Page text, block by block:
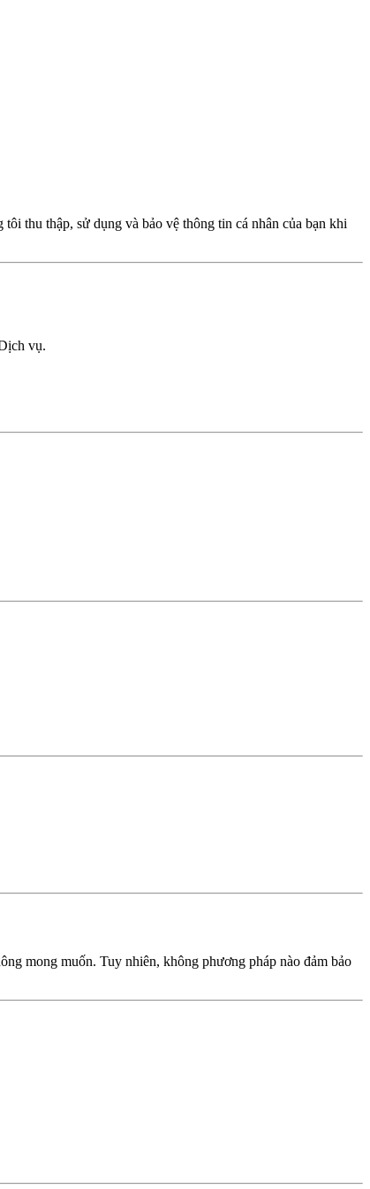
thu thập, sử dụng và bảo vệ thông tin cá nhân của bạn khi
vụ.
mong muốn. Tuy nhiên, không phương pháp nào đảm bảo